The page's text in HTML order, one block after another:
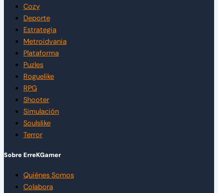
Cozy
Deporte
Estrategia
Metroidvania
Plataforma
Puzles
Roguelike
RPG
Shooter
Simulación
Soulslike
Terror
Sobre ErreKGamer
Quiénes Somos
Colabora